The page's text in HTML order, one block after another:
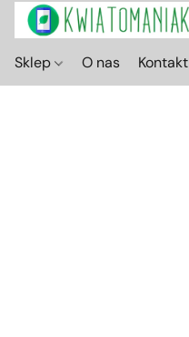
Sklep O nas Kontakt